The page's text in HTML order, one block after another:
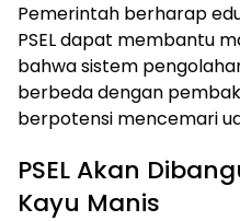
Pemerintah berharap
PSEL dapat membantu
bahwa sistem
berbeda dengan
berpotensi mencemari
PSEL Akan
Kayu Manis